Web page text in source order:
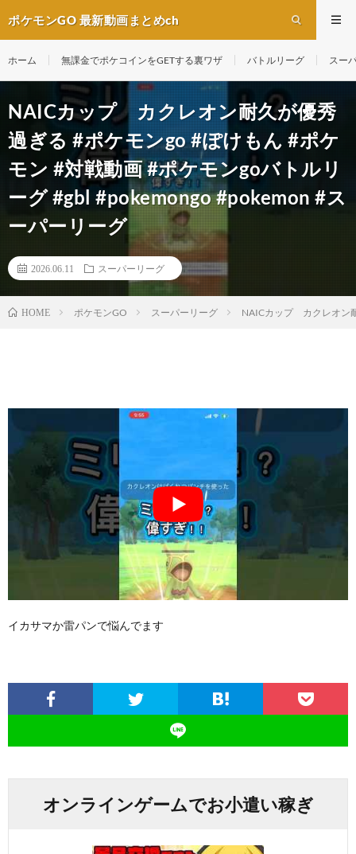
ポケモンGO 最新動画まとめch
ホーム 無課金でポケコインをGETする裏ワザ バトルリーグ スー
NAICカップ カクレオン耐久が優秀
過ぎる #ポケモンgo #ぽけもん #ポケ
モン #対戦動画 #ポケモンgoバトルリ
ーグ #gbl #pokemongo #pokemon #ス
ーパーリーグ
2026.06.11 スーパーリーグ
HOME ポケモンGO スーパーリーグ NAICカップ カクレオン
イカサマか雷パンで悩んでます
オンラインゲームでお小遣い稼ぎ